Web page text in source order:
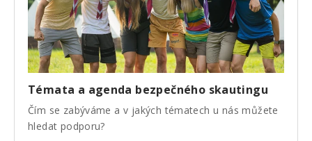
Témata a agenda bezpečného skautingu
Čím se zabýváme a v jakých tématech u nás můžete
hledat podporu?